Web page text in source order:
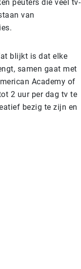
peuters die veel tv-
van
blijkt is dat elke
samen gaat met
Academy of
2 uur per dag tv te
bezig te zijn en